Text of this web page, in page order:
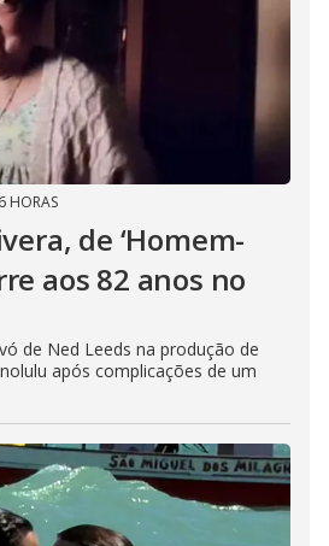
HORAS
de ‘Homem-
aos 82 anos no
de Ned Leeds na produção de
após complicações de um